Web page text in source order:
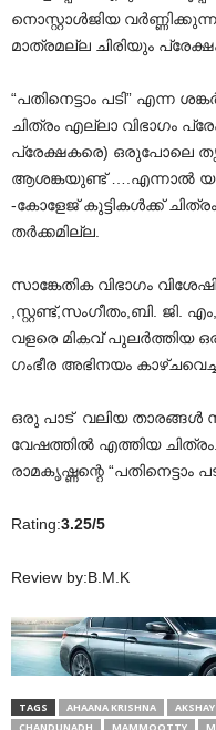
നൊസ്റ്റാൾജിയ
മാത്രമല്ല ചിരിയും
“പതിനെട്ടാം പടി” എന്ന
ചിത്രം എല്ലാ വിഭാഗം
പ്രേക്ഷകരെ) ഒരുപോലെ
ആശങ്കയുണ്ട് ….എന്നാൽ
-കോളേജ് കുട്ടികൾക്ക്
തർക്കമില്ല.
സാങ്കേതിക വിഭാഗം
,സ്റ്റണ്ട്,സംഗീതം,ബി.
വളരെ മികവ് പുലർത്തിയ
ഗംഭീര അഭിനയം
ഒരു പാട് വലിയ താരങ്ങൾ
വേഷത്തിൽ എത്തിയ
രാമകൃഷ്ണന്റെ “പതിനെട്ടാം
Rating:3.25/5
Review by:B.M.K
TAGS AHAANA KRISHNA